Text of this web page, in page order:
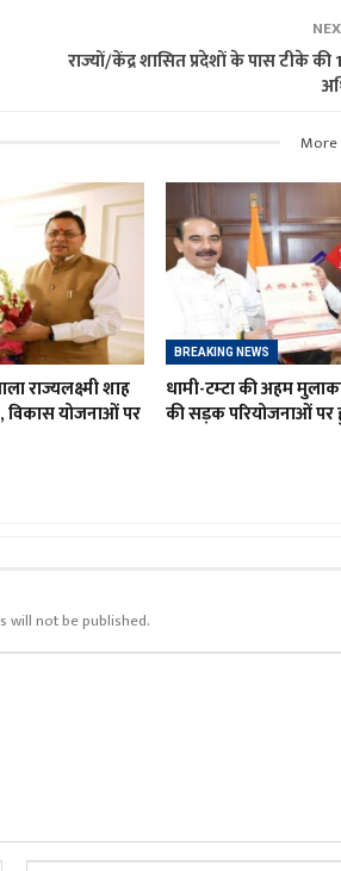
राज्यों/केंद्र शासित प्रदेशों के पास टीके
More
राज्यलक्ष्मी शाह
योजनाओं पर
BREAKING NEWS
धामी-टम्टा की अहम
की सड़क परियोजनाओं पर
will not be published.